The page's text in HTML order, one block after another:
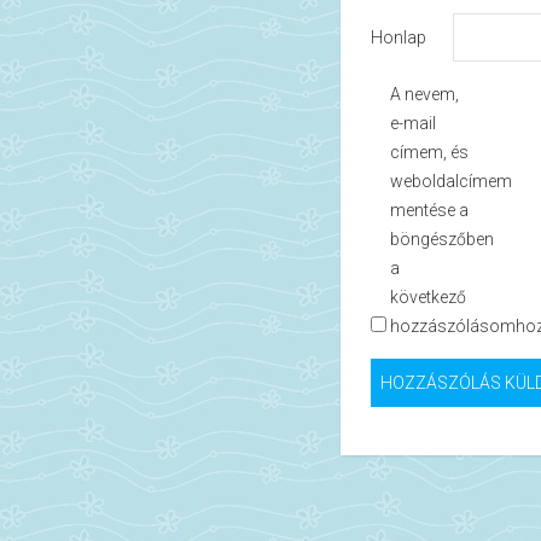
Honlap
A nevem,
e-mail
címem, és
weboldalcímem
mentése a
böngészőben
a
következő